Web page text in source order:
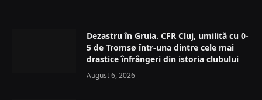
Dezastru în Gruia. CFR Cluj, umilită cu 0-
5 de Tromsø într-una dintre cele mai
drastice înfrângeri din istoria clubului
August 6, 2026